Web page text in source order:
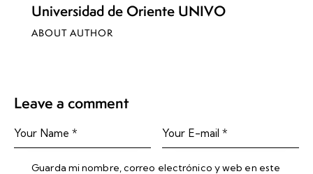
Universidad de Oriente UNIVO
ABOUT AUTHOR
Leave a comment
Guarda mi nombre, correo electrónico y web en este